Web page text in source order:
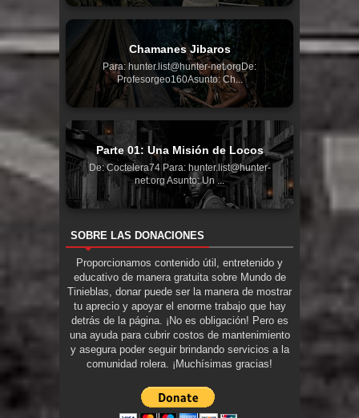
Chamanes Jibaros
Para: hunter.list@hunter-net.orgDe:
Profesorgeo160Asunto: Ch...
Parte 01: Una Misión de Locos
De: Coctelera74 Para: hunter.list@hunter-
net.org Asunto: Un ...
SOBRE LAS DONACIONES
Proporcionamos contenido útil, entretenido y
educativo de manera gratuita sobre Mundo de
Tinieblas, donar puede ser la manera de mostrar
tu aprecio y apoyar el enorme trabajo que hay
detrás de la página. ¡No es obligación! Pero es
una ayuda para cubrir costos de mantenimiento
y asegura poder seguir brindando servicios a la
comunidad rolera. ¡Muchísimas gracias!